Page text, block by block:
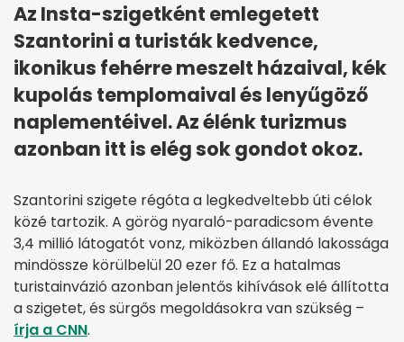
Az Insta-szigetként emlegetett
Szantorini a turisták kedvence,
ikonikus fehérre meszelt házaival, kék
kupolás templomaival és lenyűgöző
naplementéivel. Az élénk turizmus
azonban itt is elég sok gondot okoz.
Szantorini szigete régóta a legkedveltebb úti célok
közé tartozik. A görög nyaraló-paradicsom évente
3,4 millió látogatót vonz, miközben állandó lakossága
mindössze körülbelül 20 ezer fő. Ez a hatalmas
turistainvázió azonban jelentős kihívások elé állította
a szigetet, és sürgős megoldásokra van szükség –
írja a CNN.